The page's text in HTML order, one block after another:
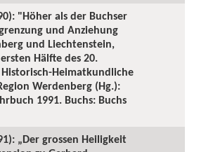
"Höher als der Buchser
und Anziehung
und Liechtenstein,
Hälfte des 20.
Heimatkundliche
Werdenberg (Hg.):
1991. Buchs: Buchs
„Der grossen Heiligkeit